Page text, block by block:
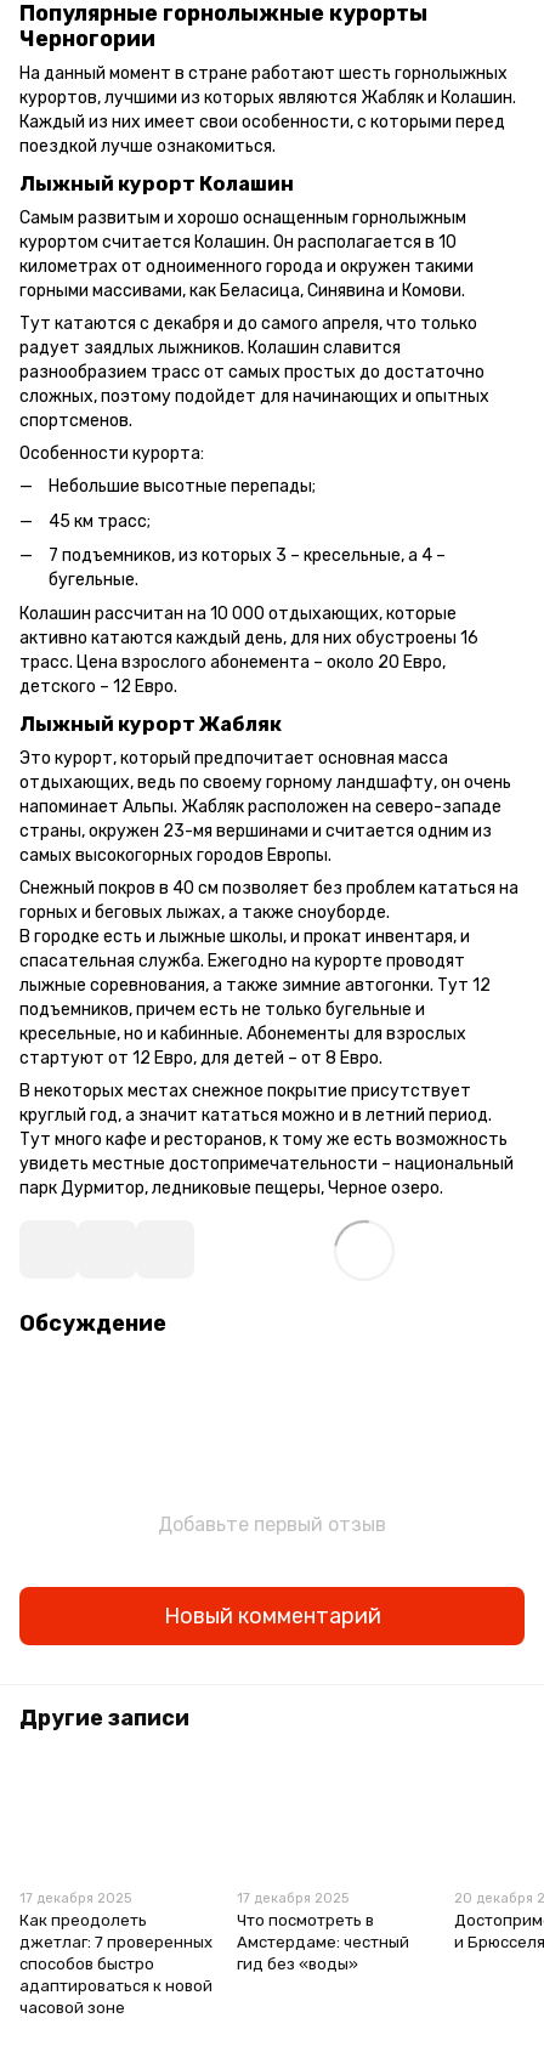
Популярные горнолыжные курорты
Черногории
На данный момент в стране работают шесть горнолыжных
курортов, лучшими из которых являются Жабляк и Колашин.
Каждый из них имеет свои особенности, с которыми перед
поездкой лучше ознакомиться.
Лыжный курорт Колашин
Самым развитым и хорошо оснащенным горнолыжным
курортом считается Колашин. Он располагается в 10
километрах от одноименного города и окружен такими
горными массивами, как Беласица, Синявина и Комови.
Тут катаются с декабря и до самого апреля, что только
радует заядлых лыжников. Колашин славится
разнообразием трасс от самых простых до достаточно
сложных, поэтому подойдет для начинающих и опытных
спортсменов.
Особенности курорта:
Небольшие высотные перепады;
45 км трасс;
7 подъемников, из которых 3 – кресельные, а 4 –
бугельные.
Колашин рассчитан на 10 000 отдыхающих, которые
активно катаются каждый день, для них обустроены 16
трасс. Цена взрослого абонемента – около 20 Евро,
детского – 12 Евро.
Лыжный курорт Жабляк
Это курорт, который предпочитает основная масса
отдыхающих, ведь по своему горному ландшафту, он очень
напоминает Альпы. Жабляк расположен на северо-западе
страны, окружен 23-мя вершинами и считается одним из
самых высокогорных городов Европы.
Снежный покров в 40 см позволяет без проблем кататься на
горных и беговых лыжах, а также сноуборде.
В городке есть и лыжные школы, и прокат инвентаря, и
спасательная служба. Ежегодно на курорте проводят
лыжные соревнования, а также зимние автогонки. Тут 12
подъемников, причем есть не только бугельные и
кресельные, но и кабинные. Абонементы для взрослых
стартуют от 12 Евро, для детей – от 8 Евро.
В некоторых местах снежное покрытие присутствует
круглый год, а значит кататься можно и в летний период.
Тут много кафе и ресторанов, к тому же есть возможность
увидеть местные достопримечательности – национальный
парк Дурмитор, ледниковые пещеры, Черное озеро.
Обсуждение
Добавьте первый отзыв
Новый комментарий
Другие записи
17 декабря 2025
Как преодолеть
джетлаг: 7 проверенных
способов быстро
адаптироваться к новой
часовой зоне
17 декабря 2025
Что посмотреть в
Амстердаме: честный
гид без «воды»
20 декабря
и